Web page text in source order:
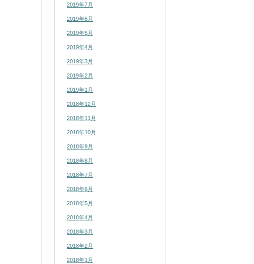
2019年7月
2019年6月
2019年5月
2019年4月
2019年3月
2019年2月
2019年1月
2018年12月
2018年11月
2018年10月
2018年9月
2018年8月
2018年7月
2018年6月
2018年5月
2018年4月
2018年3月
2018年2月
2018年1月